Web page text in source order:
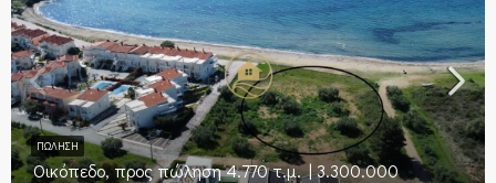
Οικόπεδο, προς πώληση 4.770 τ.μ. | 3.300.000
ΠΏΛΗΣΗ